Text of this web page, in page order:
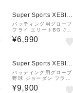
Super Sports XEBIO
&mall店
バッティング用グローブ
フライ エリートBG JD1
101-132
¥6,990
Super Sports XEBIO
&mall店
バッティング用グローブ
野球 ジョーダン フライ
エリート バッティンググ
ローブ 両手用 JD1101-3
¥9,900